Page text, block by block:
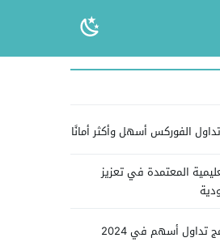
المعتمدة في تعزيز
تداول أسهم في 2024